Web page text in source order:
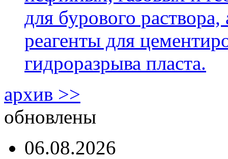
для бурового
реагенты для
гидроразрыва пласта.
архив >>
обновлены
06.08.2026